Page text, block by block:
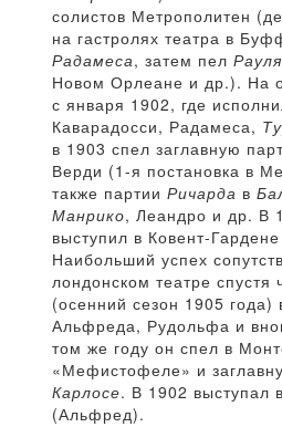
солистов Метрополитен
на гастролях театра в
Радамеса, затем пел Рауля
Новом Орлеане и др.). На
с января 1902, где
Каварадосси, Радамеса,
в 1903 спел заглавную
Верди (1-я постановка в
также партии Ричарда в
Манрико, Леандро и др. В
выступил в Ковент-
Наибольший успех
лондонском театре спустя
(осенний сезон 1905 года)
Альфреда, Рудольфа и
том же году он спел в
«Мефистофеле» и
Карлосе. В 1902 выступал
(Альфред).